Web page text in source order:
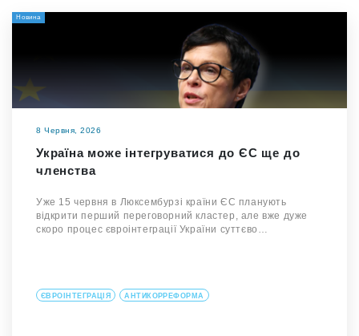
Новина
8 Червня, 2026
Україна може інтегруватися до ЄС ще до
членства
Уже 15 червня в Люксембурзі країни ЄС планують
відкрити перший переговорний кластер, але вже дуже
скоро процес євроінтеграції України суттєво…
ЄВРОІНТЕГРАЦІЯ АНТИКОРРЕФОРМА